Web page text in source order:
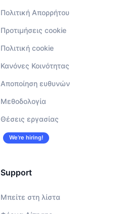
Πολιτική Απορρήτου
Προτιμήσεις cookie
Πολιτική cookie
Κανόνες Κοινότητας
Αποποίηση ευθυνών
Μεθοδολογία
Θέσεις εργασίας
We’re hiring!
Support
Μπείτε στη λίστα